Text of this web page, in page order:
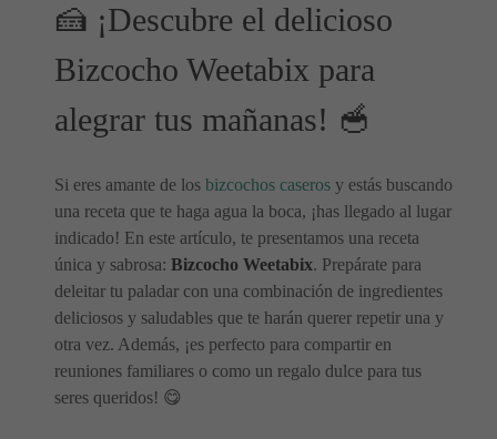
🍰 ¡Descubre el delicioso
Bizcocho Weetabix para
alegrar tus mañanas! 🥣
Si eres amante de los bizcochos caseros y estás buscando
una receta que te haga agua la boca, ¡has llegado al lugar
indicado! En este artículo, te presentamos una receta
única y sabrosa: Bizcocho Weetabix. Prepárate para
deleitar tu paladar con una combinación de ingredientes
deliciosos y saludables que te harán querer repetir una y
otra vez. Además, ¡es perfecto para compartir en
reuniones familiares o como un regalo dulce para tus
seres queridos! 😋